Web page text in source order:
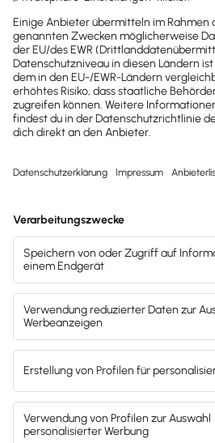
wichtige News zu
Gesetzesänderungen,
hilfreiche Praxis-Tipps und
kostenlose Tools für
Unternehmen erhalten?
Dann abonniere unseren
Mach's dir leicht und gib deinem
entscheidenden Push – mit unserer
Buchhaltung & Lohn.